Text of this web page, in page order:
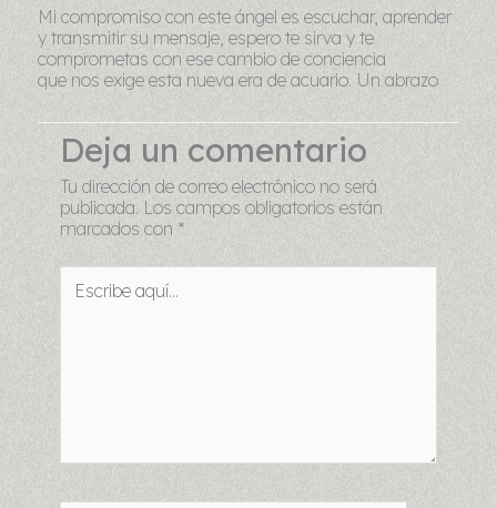
Mi compromiso con este ángel es escuchar, aprender
y transmitir su mensaje, espero te sirva y te
comprometas con ese cambio de conciencia
que nos exige esta nueva era de acuario. Un abrazo
Deja un comentario
Tu dirección de correo electrónico no será
publicada. Los campos obligatorios están
marcados con *
aquí...